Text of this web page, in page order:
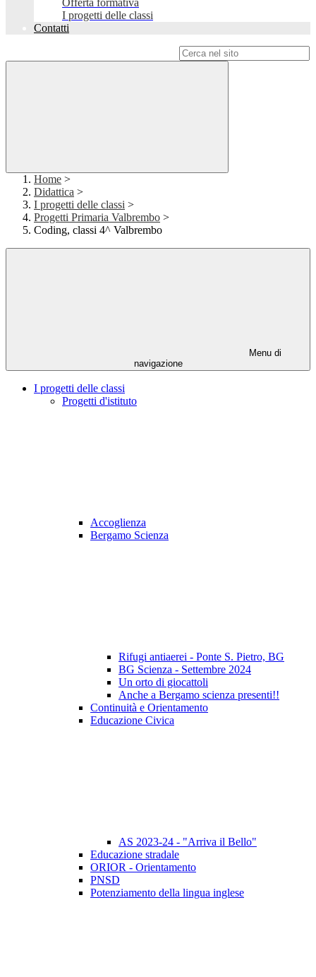
Offerta formativa
I progetti delle classi
Contatti
Home >
Didattica >
I progetti delle classi >
Progetti Primaria Valbrembo >
Coding, classi 4^ Valbrembo
Menu di
navigazione
I progetti delle classi
Progetti d'istituto
Accoglienza
Bergamo Scienza
Rifugi antiaerei - Ponte S. Pietro, BG
BG Scienza - Settembre 2024
Un orto di giocattoli
Anche a Bergamo scienza presenti!!
Continuità e Orientamento
Educazione Civica
AS 2023-24 - "Arriva il Bello"
Educazione stradale
ORIOR - Orientamento
PNSD
Potenziamento della lingua inglese